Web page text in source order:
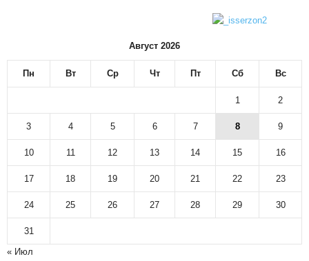
Август 2026
Пн Вт Ср Чт Пт Сб Вс
1 2
3 4 5 6 7 8 9
10 11 12 13 14 15 16
17 18 19 20 21 22 23
24 25 26 27 28 29 30
31
« Июл